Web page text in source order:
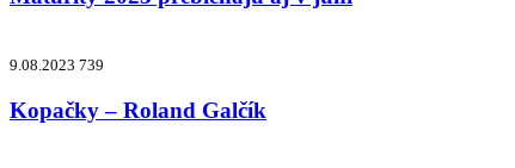
9.08.2023 739
Kopačky – Roland Galčík